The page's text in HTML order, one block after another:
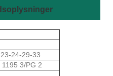
24-29-33
1195 3/PG 2